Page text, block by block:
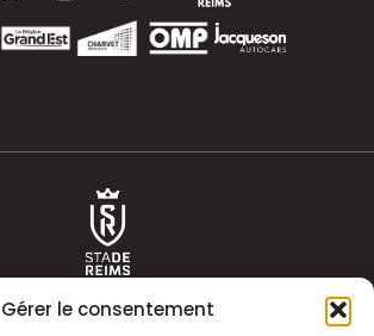
Gérer le consentement